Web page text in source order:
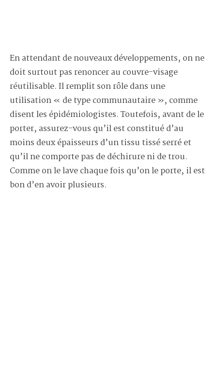
En attendant de nouveaux développements, on ne
doit surtout pas renoncer au couvre-visage
réutilisable. Il remplit son rôle dans une
utilisation « de type communautaire », comme
disent les épidémiologistes. Toutefois, avant de le
porter, assurez-vous qu’il est constitué d’au
moins deux épaisseurs d’un tissu tissé serré et
qu’il ne comporte pas de déchirure ni de trou.
Comme on le lave chaque fois qu’on le porte, il est
bon d’en avoir plusieurs.